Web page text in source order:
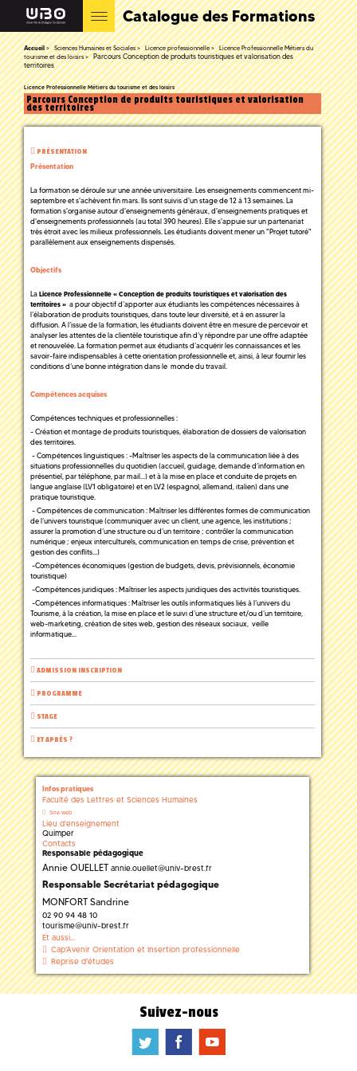
Catalogue des Formations
Accueil Sciences Humaines et Sociales Licence professionnelle
Licence Professionnelle Métiers du
tourisme et des loisirs
Parcours Conception de produits touristiques et valorisation des
territoires
Licence Professionnelle Métiers du tourisme et des loisirs
Parcours Conception de produits touristiques et valorisation
des territoires
PRÉSENTATION
Présentation
La formation se déroule sur une année universitaire. Les enseignements commencent mi-
septembre et s'achèvent fin mars. Ils sont suivis d'un stage de 12 à 13 semaines. La
formation s'organise autour d'enseignements généraux, d'enseignements pratiques et
d'enseignements professionnels (au total 390 heures). Elle s'appuie sur un partenariat
très étroit avec les milieux professionnels. Les étudiants doivent mener un "Projet tutoré"
parallèlement aux enseignements dispensés.
Objectifs
La Licence Professionnelle « Conception de produits touristiques et valorisation des
territoires » a pour objectif d’apporter aux étudiants les compétences nécessaires à
l’élaboration de produits touristiques, dans toute leur diversité, et à en assurer la
diffusion. A l’issue de la formation, les étudiants doivent être en mesure de percevoir et
analyser les attentes de la clientèle touristique afin d’y répondre par une offre adaptée
et renouvelée. La formation permet aux étudiants d’acquérir les connaissances et les
savoir-faire indispensables à cette orientation professionnelle et, ainsi, à leur fournir les
conditions d’une bonne intégration dans le monde du travail.
Compétences acquises
Compétences techniques et professionnelles :
- Création et montage de produits touristiques, élaboration de dossiers de valorisation
des territoires.
- Compétences linguistiques : -Maîtriser les aspects de la communication liée à des
situations professionnelles du quotidien (accueil, guidage, demande d’information en
présentiel, par téléphone, par mail…) et à la mise en place et conduite de projets en
langue anglaise (LV1 obligatoire) et en LV2 (espagnol, allemand, italien) dans une
pratique touristique.
- Compétences de communication : Maîtriser les différentes formes de communication
de l’univers touristique (communiquer avec un client, une agence, les institutions ;
assurer la promotion d’une structure ou d’un territoire ; contrôler la communication
numérique ; enjeux interculturels, communication en temps de crise, prévention et
gestion des conflits…)
-Compétences économiques (gestion de budgets, devis, prévisionnels, économie
touristique)
-Compétences juridiques : Maîtriser les aspects juridiques des activités touristiques.
-Compétences informatiques : Maîtriser les outils informatiques liés à l’univers du
Tourisme, à la création, la mise en place et le suivi d’une structure et/ou d’un territoire,
web-marketing, création de sites web, gestion des réseaux sociaux, veille
informatique…
ADMISSION INSCRIPTION
PROGRAMME
STAGE
ET APRÈS ?
Infos pratiques
Faculté des Lettres et Sciences Humaines
Site web
Lieu d'enseignement
Quimper
Contacts
Responsable pédagogique
Annie OUELLET annie.ouellet@univ-brest.fr
Responsable Secrétariat pédagogique
MONFORT Sandrine
02 90 94 48 10
tourisme@univ-brest.fr
Et aussi...
Cap'Avenir Orientation et Insertion professionnelle
Reprise d'études
Suivez-nous
a b f